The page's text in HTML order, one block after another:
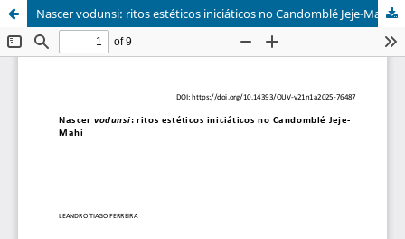
Nascer vodunsi: ritos estéticos iniciáticos no Candomblé Jeje-Mahi